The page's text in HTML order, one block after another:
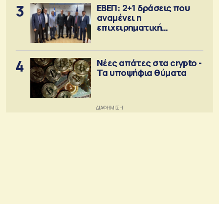
3
ΕΒΕΠ: 2+1 δράσεις που
αναμένει η
επιχειρηματική
4
Νέες απάτες στα crypto -
Τα υποψήφια θύματα